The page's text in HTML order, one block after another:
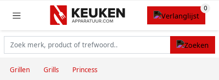
Grillen Grills Princess